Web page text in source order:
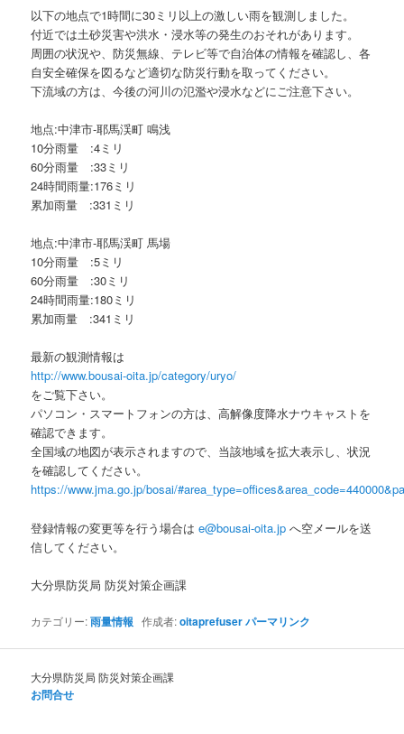
以下の地点で1時間に30ミリ以上の激しい雨を観測しました。
付近では土砂災害や洪水・浸水等の発生のおそれがあります。
周囲の状況や、防災無線、テレビ等で自治体の情報を確認し、各
自安全確保を図るなど適切な防災行動を取ってください。
下流域の方は、今後の河川の氾濫や浸水などにご注意下さい。
地点:中津市-耶馬渓町 鳴浅
10分雨量 :4ミリ
60分雨量 :33ミリ
24時間雨量:176ミリ
累加雨量 :331ミリ
地点:中津市-耶馬渓町 馬場
10分雨量 :5ミリ
60分雨量 :30ミリ
24時間雨量:180ミリ
累加雨量 :341ミリ
最新の観測情報は
http://www.bousai-oita.jp/category/uryo/
をご覧下さい。
パソコン・スマートフォンの方は、高解像度降水ナウキャストを
確認できます。
全国域の地図が表示されますので、当該地域を拡大表示し、状況
を確認してください。
https://www.jma.go.jp/bosai/
登録情報の変更等を行う場合はe@bousai-oita.jp へ空メールを送
信してください。
大分県防災局 防災対策企画課
カテゴリー:雨量情報 作成者:oitaprefuserパーマリンク
大分県防災局 防災対策企画課
お問合せ